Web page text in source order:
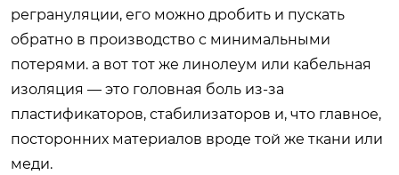
регрануляции, его можно дробить и пускать
обратно в производство с минимальными
потерями. а вот тот же линолеум или кабельная
изоляция — это головная боль из-за
пластификаторов, стабилизаторов и, что главное,
посторонних материалов вроде той же ткани или
меди.